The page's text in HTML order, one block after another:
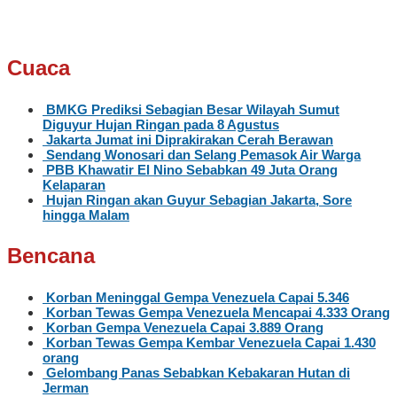
Cuaca
BMKG Prediksi Sebagian Besar Wilayah Sumut
Diguyur Hujan Ringan pada 8 Agustus
Jakarta Jumat ini Diprakirakan Cerah Berawan
Sendang Wonosari dan Selang Pemasok Air Warga
PBB Khawatir El Nino Sebabkan 49 Juta Orang
Kelaparan
Hujan Ringan akan Guyur Sebagian Jakarta, Sore
hingga Malam
Bencana
Korban Meninggal Gempa Venezuela Capai 5.346
Korban Tewas Gempa Venezuela Mencapai 4.333 Orang
Korban Gempa Venezuela Capai 3.889 Orang
Korban Tewas Gempa Kembar Venezuela Capai 1.430
orang
Gelombang Panas Sebabkan Kebakaran Hutan di
Jerman